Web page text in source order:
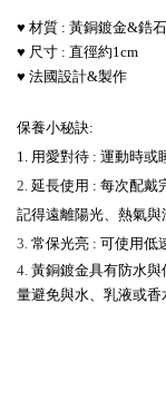
♥ 材質 : 黃銅鍍金&鋯
♥ 尺寸 : 直徑約1cm
♥ 法國設計&製作
保養小秘訣:
1. 用愛對待 : 運動時或
2. 延長使用 : 每次配戴
記得遠離陽光、熱氣與
3. 常保光亮 : 可使用低
4. 黃銅鍍金具有防水
量避免與水、乳液或